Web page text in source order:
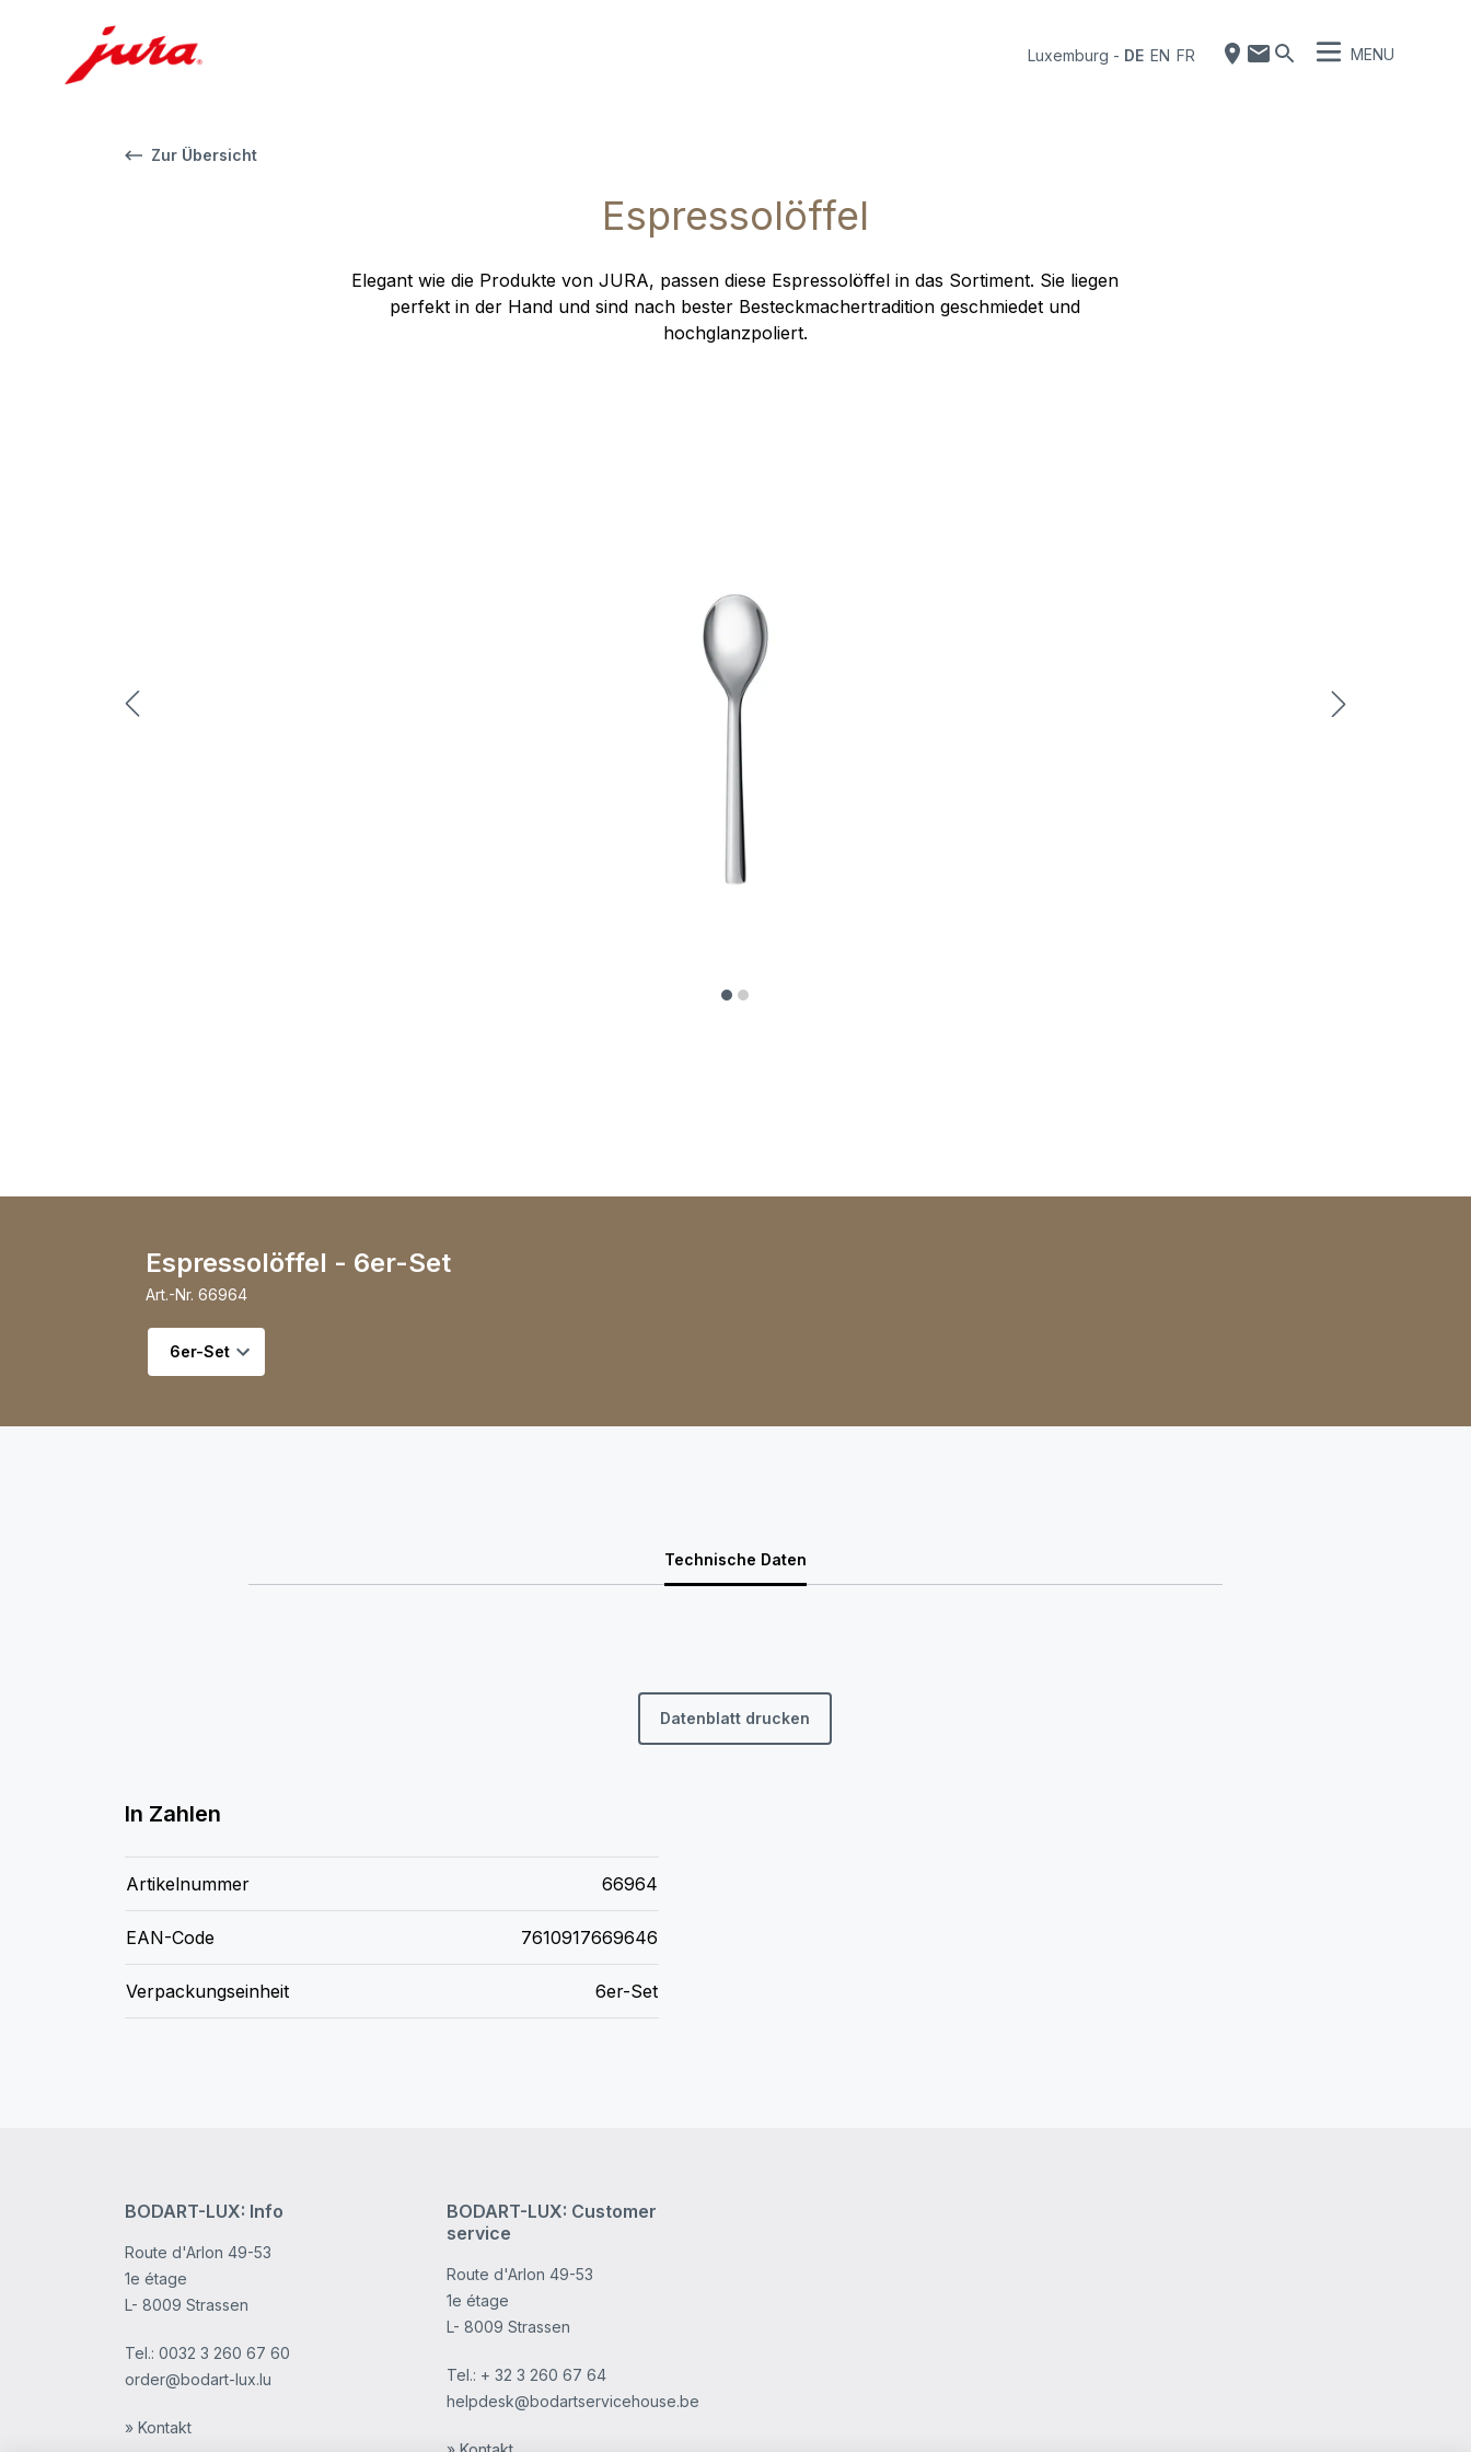
Luxemburg - DE EN FR MENU
Zur Übersicht
Espressolöffel
Elegant wie die Produkte von JURA, passen diese Espressolöffel in das Sortiment. Sie liegen
perfekt in der Hand und sind nach bester Besteckmachertradition geschmiedet und
hochglanzpoliert.
Variante wählen
Espressolöffel - 6er-Set
Art.-Nr. 66964
Technische Daten
Datenblatt drucken
In Zahlen
Artikelnummer 66964
EAN-Code 7610917669646
Verpackungseinheit 6er-Set
BODART-LUX: Info
Route d'Arlon 49-53
1e étage
L- 8009 Strassen
Tel.: 0032 3 260 67 60
order@bodart-lux.lu
» Kontakt
BODART-LUX: Customer
service
Route d'Arlon 49-53
1e étage
L- 8009 Strassen
Tel.: + 32 3 260 67 64
helpdesk@bodartservicehouse.be